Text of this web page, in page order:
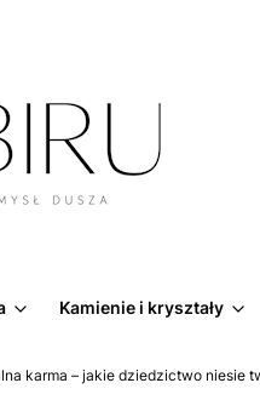
Kamienie i kryształy
karma – jakie dziedzictwo niesie